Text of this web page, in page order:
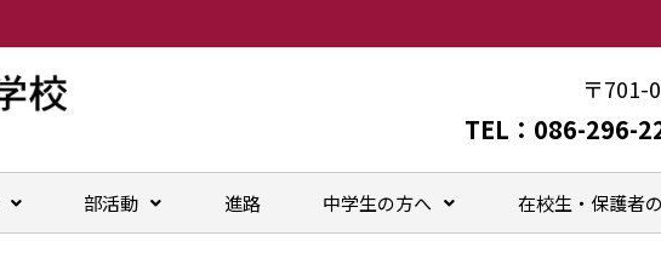
〒701-
TEL：086-296-
部活動 進路 中学生の方へ 在校生・保護者